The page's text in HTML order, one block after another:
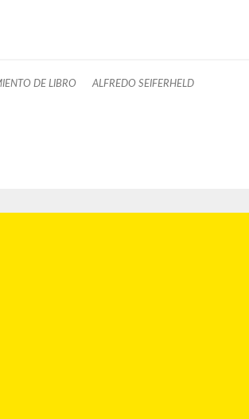
DE LIBRO ALFREDO SEIFERHELD